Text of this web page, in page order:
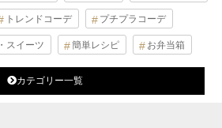
トレンドコーデ プチプラコーデ
スイーツ 簡単レシピ お弁当箱
カテゴリー一覧